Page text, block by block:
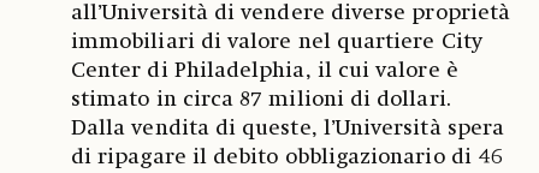
all’Università di vendere diverse proprietà
immobiliari di valore nel quartiere City
Center di Philadelphia, il cui valore è
stimato in circa 87 milioni di dollari.
Dalla vendita di queste, l’Università spera
di ripagare il debito obbligazionario di 46